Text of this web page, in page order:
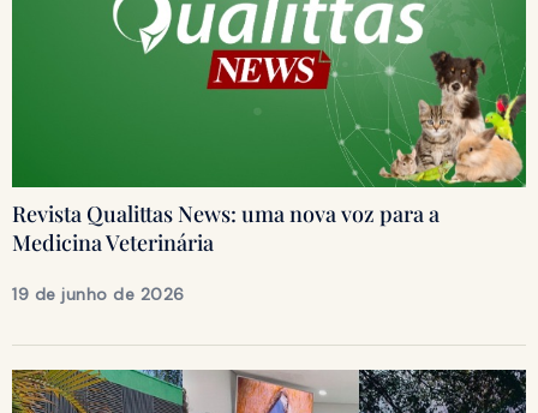
Revista Qualittas News: uma nova voz para a
Medicina Veterinária
19 de junho de 2026